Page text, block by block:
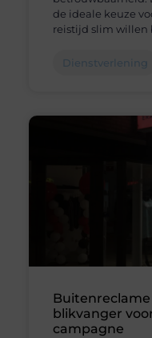
de ideale keuze
reistijd slim willen
Dienstverlening
blikvanger
campagne